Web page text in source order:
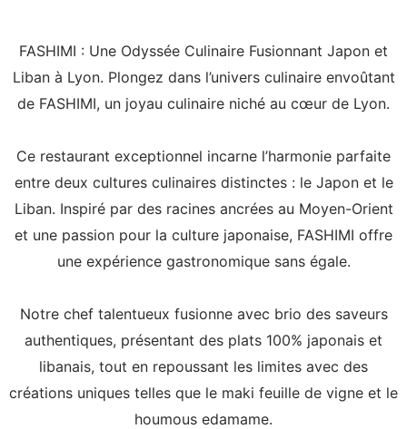
FASHIMI : Une Odyssée Culinaire Fusionnant Japon et
Liban à Lyon. Plongez dans l’univers culinaire envoûtant
de FASHIMI, un joyau culinaire niché au cœur de Lyon.
Ce restaurant exceptionnel incarne l’harmonie parfaite
entre deux cultures culinaires distinctes : le Japon et le
Liban. Inspiré par des racines ancrées au Moyen-Orient
et une passion pour la culture japonaise, FASHIMI offre
une expérience gastronomique sans égale.
Notre chef talentueux fusionne avec brio des saveurs
authentiques, présentant des plats 100% japonais et
libanais, tout en repoussant les limites avec des
créations uniques telles que le maki feuille de vigne et le
houmous edamame.